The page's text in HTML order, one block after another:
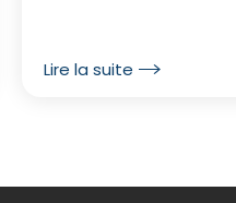
disponibles, tout...
Lire la suite